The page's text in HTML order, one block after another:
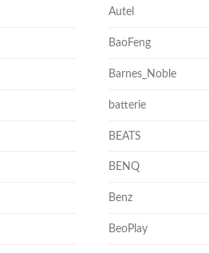
Autel
BaoFeng
Barnes_Noble
batterie
BEATS
BENQ
Benz
BeoPlay